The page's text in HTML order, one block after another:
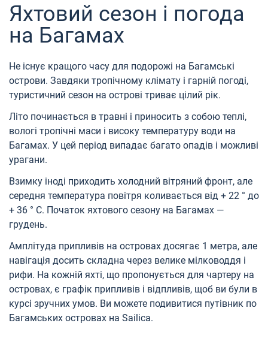
Яхтовий сезон і погода
на Багамах
Не існує кращого часу для подорожі на Багамські
острови. Завдяки тропічному клімату і гарній погоді,
туристичний сезон на острові триває цілий рік.
Літо починається в травні і приносить з собою теплі,
вологі тропічні маси і високу температуру води на
Багамах. У цей період випадає багато опадів і можливі
урагани.
Взимку іноді приходить холодний вітряний фронт, але
середня температура повітря коливається від + 22 ° до
+ 36 ° С. Початок яхтового сезону на Багамах —
грудень.
Амплітуда припливів на островах досягає 1 метра, але
навігація досить складна через велике мілководдя і
рифи. На кожній яхті, що пропонується для чартеру на
островах, є графік припливів і відпливів, щоб ви були в
курсі зручних умов. Ви можете подивитися путівник по
Багамських островах на Sailica.